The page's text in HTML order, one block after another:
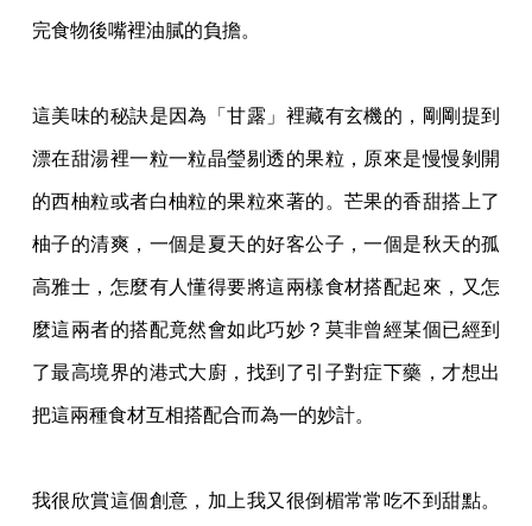
完食物後嘴裡油膩的負擔。
這美味的秘訣是因為「甘露」裡藏有玄機的，剛剛提到
漂在甜湯裡一粒一粒晶瑩剔透的果粒，原來是慢慢剝開
的西柚粒或者白柚粒的果粒來著的。芒果的香甜搭上了
柚子的清爽， 一個是夏天的好客公子，一個是秋天的孤
高雅士，怎麼有人懂得要將這兩樣食材搭配起來， 又怎
麼這兩者的搭配竟然會如此巧妙？莫非曾經某個已經到
了最高境界的港式大廚，找到了引子對症下藥，才想出
把這兩種食材互相搭配合而為一的妙計。
我很欣賞這個創意，加上我又很倒楣常常吃不到甜點。